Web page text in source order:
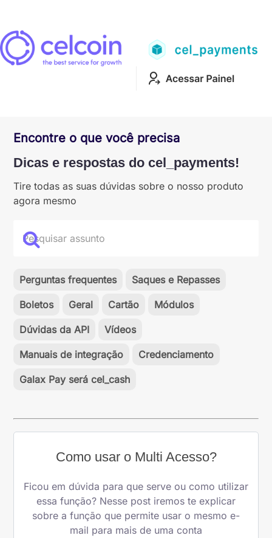
Encontre o que você precisa
Dicas e respostas do cel_payments!
Tire todas as suas dúvidas sobre o nosso produto
agora mesmo
Perguntas frequentes Saques e Repasses
Boletos Geral Cartão Módulos
Dúvidas da API Vídeos
Manuais de integração Credenciamento
Galax Pay será cel_cash
Como usar o Multi Acesso?
Ficou em dúvida para que serve ou como utilizar
essa função? Nesse post iremos te explicar
sobre a função que permite usar o mesmo e-
mail para mais de uma conta